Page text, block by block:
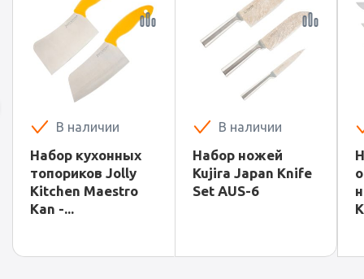
В наличии
Набор кухонных
топориков Jolly
Kitchen Maestro
Kan -...
В наличии
Набор ножей
Kujira Japan Knife
Set AUS-6